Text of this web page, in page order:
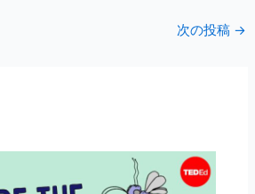
次の投稿 →